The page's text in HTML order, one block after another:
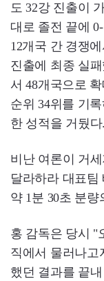
도 32강 진출이
대로 졸전 끝에
12개국 간 경쟁
진출에 최종 실
서 48개국으로
순위 34위를 기
한 성적을 거뒀다.
비난 여론이 거
달라하라 대표팀
약 1분 30초 분
홍 감독은 당시 "
직에서 물러나고
했던 결과를 끝